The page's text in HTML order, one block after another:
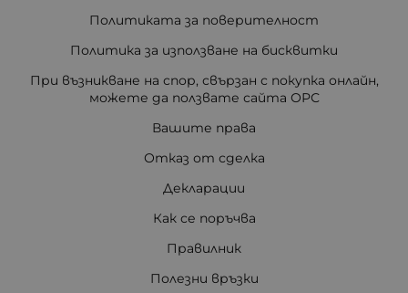
Политиката за поверителност
Политика за използване на бисквитки
При възникване на спор, свързан с покупка онлайн,
можете да ползвате сайта ОРС
Вашите права
Отказ от сделка
Декларации
Как се поръчва
Правилник
Полезни връзки